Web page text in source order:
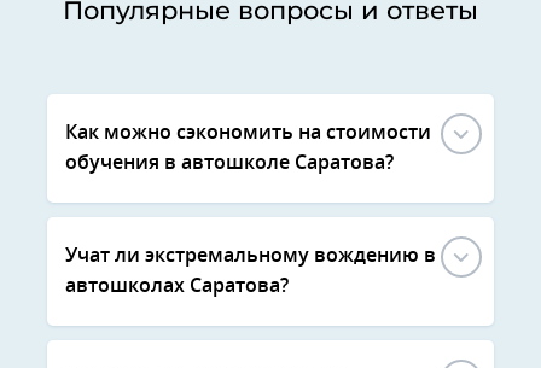
Популярные вопросы и ответы
Как можно сэкономить на стоимости
обучения в автошколе Саратова?
Учат ли экстремальному вождению в
автошколах Саратова?